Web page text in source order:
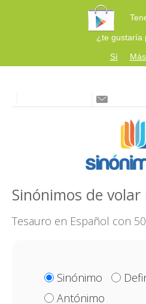
¿te gustaría
Sí
Sinónimos de
Tesauro en Español con
Sinónimo
Antónimo